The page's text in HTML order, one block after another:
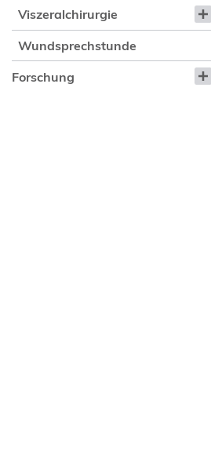
Viszeralchirurgie
Wundsprechstunde
Forschung